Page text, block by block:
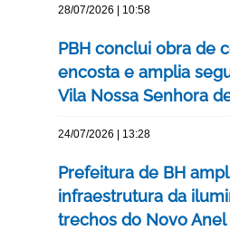
28/07/2026 | 10:58
PBH conclui obra de
encosta e amplia
Vila Nossa Senhora
24/07/2026 | 13:28
Prefeitura de BH
infraestrutura da
trechos do Novo Anel